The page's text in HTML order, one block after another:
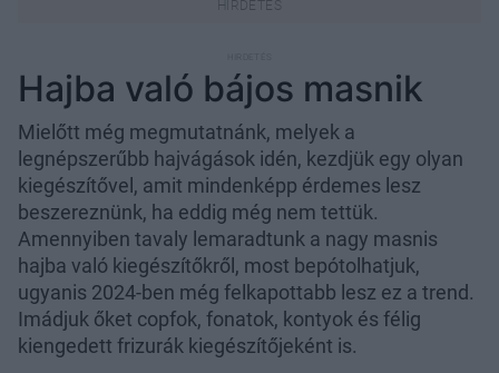
Hajba való bájos masnik
Mielőtt még megmutatnánk, melyek a
legnépszerűbb hajvágások idén, kezdjük egy olyan
kiegészítővel, amit mindenképp érdemes lesz
beszereznünk, ha eddig még nem tettük.
Amennyiben tavaly lemaradtunk a nagy masnis
hajba való kiegészítőkről, most bepótolhatjuk,
ugyanis 2024-ben még felkapottabb lesz ez a trend.
Imádjuk őket copfok, fonatok, kontyok és félig
kiengedett frizurák kiegészítőjeként is.